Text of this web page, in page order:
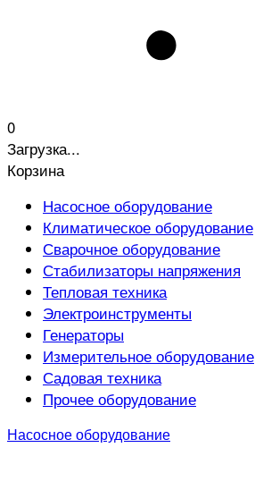
0
Загрузка...
Корзина
Насосное оборудование
Климатическое оборудование
Сварочное оборудование
Стабилизаторы напряжения
Тепловая техника
Электроинструменты
Генераторы
Измерительное оборудование
Садовая техника
Прочее оборудование
Насосное оборудование